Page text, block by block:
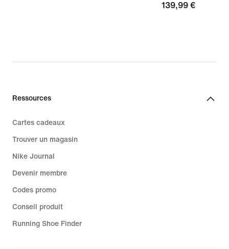
139,99 €
139,99 €
Ressources
Cartes cadeaux
Trouver un magasin
Nike Journal
Devenir membre
Codes promo
Conseil produit
Running Shoe Finder